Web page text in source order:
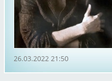
26.03.2022 21:50